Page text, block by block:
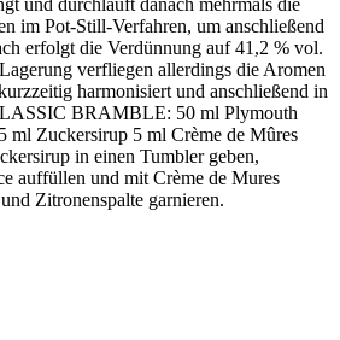
im Pot-Still-Verfahren, um anschließend
erfolgt die Verdünnung auf 41,2 % vol.
verfliegen allerdings die Aromen
harmonisiert und anschließend in
BRAMBLE: 50 ml Plymouth
ml Zuckersirup 5 ml Crème de Mûres
in einen Tumbler geben,
auffüllen und mit Crème de Mures
Zitronenspalte garnieren.